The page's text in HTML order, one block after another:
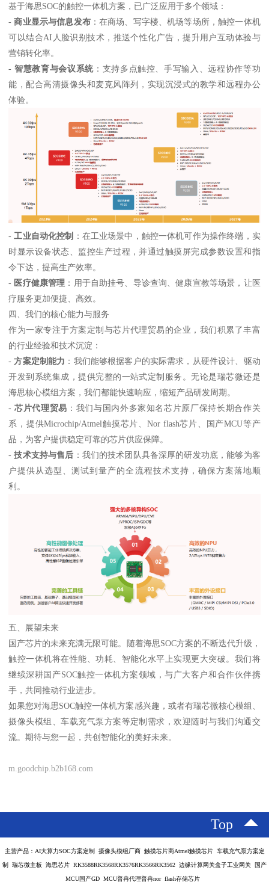
基于海思SOC的触控一体机方案，已广泛应用于多个领域：
-商业显示与信息发布：在商场、写字楼、机场等场所，触控一体机
可以结合AI人脸识别技术，推送个性化广告，提升用户互动体验与
营销转化率。
- 智慧教育与会议系统：支持多点触控、手写输入、远程协作等功
能，配合高清摄像头和麦克风阵列，实现沉浸式的教学和远程办公
体验。
-工业自动化控制
：在工业场景中，触控一体机可作为操作终端，实
时显示设备状态、监控生产过程，并通过触摸屏完成参数设置和指
令下达，提高生产效率。
- 医疗健康管理 ：用于自助挂号、导诊查询、健康宣教等场景，让医
疗服务更加便捷、高效。
四、我们的核心能力与服务
作为一家专注于方案定制与芯片代理贸易的企业，我们积累了丰富
的行业经验和技术沉淀：
-方案定制能力 ：我们能够根据客户的实际需求，从硬件设计、驱动
开发到系统集成，提供完整的一站式定制服务。无论是瑞芯微还是
海思核心模组方案，我们都能快速响应，缩短产品研发周期。
- 芯片代理贸易 ：我们与国内外多家知名芯片原厂保持长期合作关
系，提供Microchip/Atmel触摸芯片、Nor flash芯片、国产MCU等产
品，为客户提供稳定可靠的芯片供应保障。
-技术支持与售后 ：我们的技术团队具备深厚的研发功底，能够为客
户提供从选型、测试到量产的全流程技术支持，确保方案落地顺
利。
五、展望未来
国产芯片的未来充满无限可能。随着海思SOC方案的不断迭代升级，
触控一体机将在性能、功耗、智能化水平上实现更大突破。我们将
继续深耕国产SOC触控一体机方案领域，与广大客户和合作伙伴携
手，共同推动行业进步。
如果您对海思SOC触控一体机方案感兴趣，或者有瑞芯微核心模组、
摄像头模组、车载充气泵方案等定制需求，欢迎随时与我们沟通交
流。期待与您一起，共创智能化的美好未来。
m.goodchip.b2b168.com
Top
主营产品：AI大算力SOC方案定制 摄像头模组厂商 触摸芯片商Atmel触摸芯片 车载充气泵方案定
制 瑞芯微主板 海思芯片 RK3588RK3568RK3576RK3566RK3562 边缘计算网关盒子工业网关 国产
MCU国产GD MCU普冉代理普冉nor flash存储芯片